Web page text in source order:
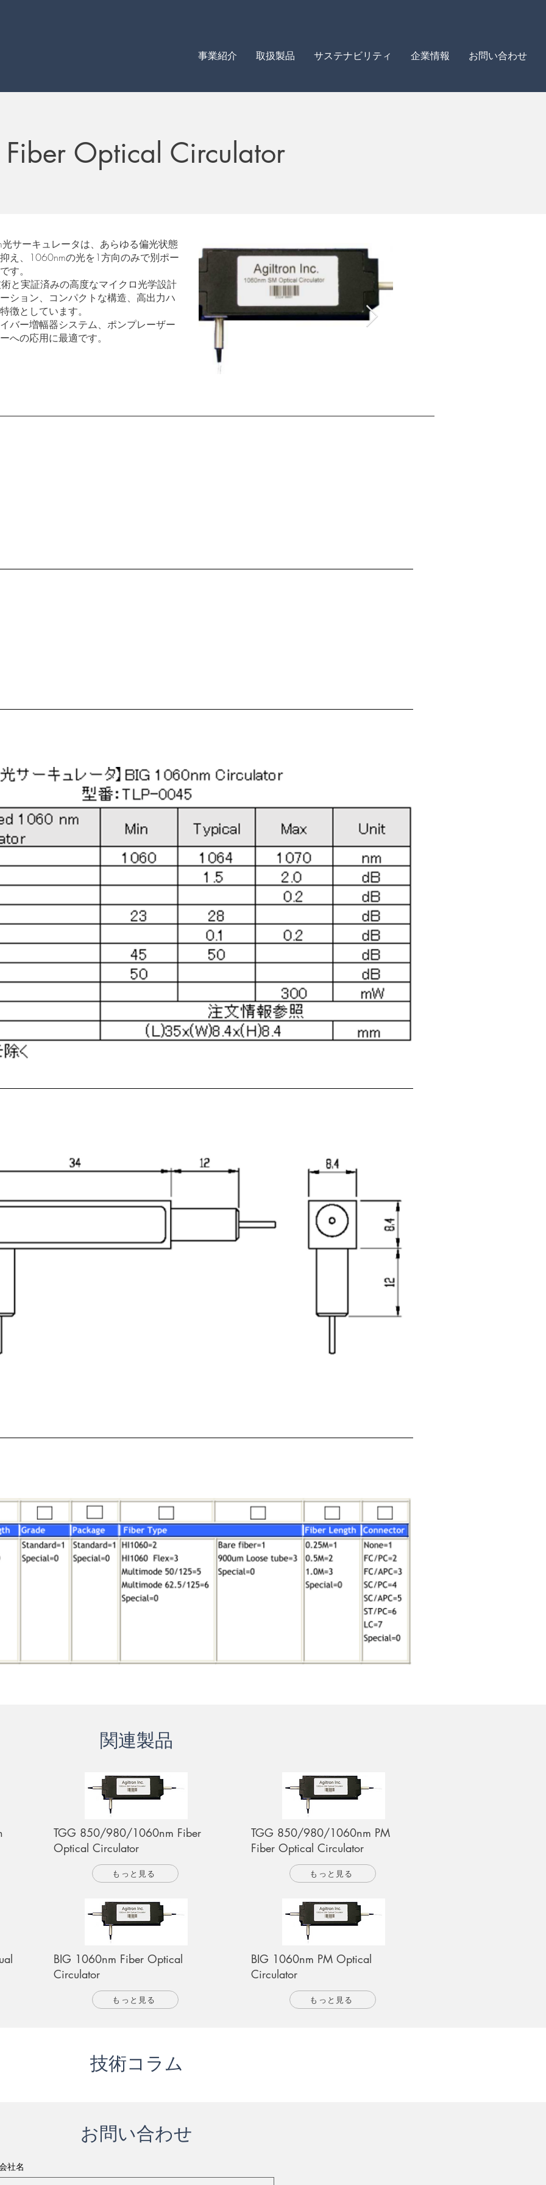
事業紹介 取扱製品 サステナビリティ 企業情報 お問い合わせ
Optical Circulator
サーキュレータは、あらゆる偏光状態
え、1060nmの光を1方向のみで別ポー
す。
と実証済みの高度なマイクロ光学設計
ション、コンパクトな構造、高出力ハ
徴としています。
バー増幅器システム、ポンプレーザー
への応用に最適です。
関連製品
TGG 850/980/1060nm Fiber
Optical Circulator
もっと見る
BIG 1060nm Fiber Optical
Circulator
もっと見る
TGG 850/980/1060nm PM
Fiber Optical Circulator
もっと見る
BIG 1060nm PM Optical
Circulator
もっと見る
​技術コラム
お問い合わせ
社名